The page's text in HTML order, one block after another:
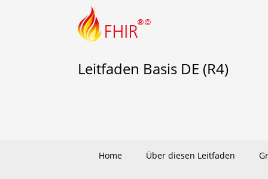
Leitfaden Basis DE (R4)
Home Über diesen Leitfaden